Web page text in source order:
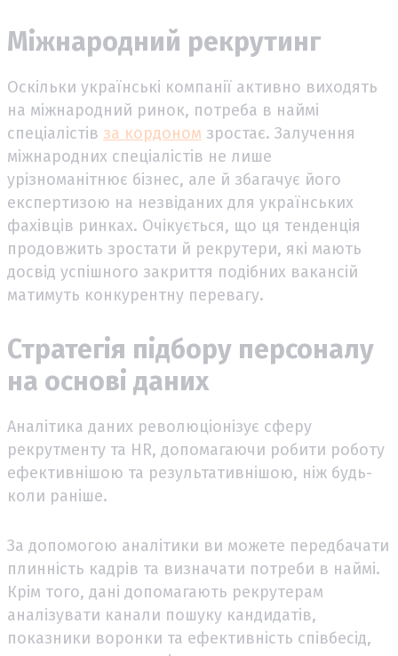
Міжнародний рекрутинг
Оскільки українські компанії активно виходять
на міжнародний ринок, потреба в наймі
спеціалістів за кордоном зростає. Залучення
міжнародних спеціалістів не лише
урізноманітнює бізнес, але й збагачує його
експертизою на незвіданих для українських
фахівців ринках. Очікується, що ця тенденція
продовжить зростати й рекрутери, які мають
досвід успішного закриття подібних вакансій
матимуть конкурентну перевагу.
Стратегія підбору персоналу
на основі даних
Аналітика даних революціонізує сферу
рекрутменту та HR, допомагаючи робити роботу
ефективнішою та результативнішою, ніж будь-
коли раніше.
За допомогою аналітики ви можете передбачати
плинність кадрів та визначати потреби в наймі.
Крім того, дані допомагають рекрутерам
аналізувати канали пошуку кандидатів,
показники воронки та ефективність співбесід,